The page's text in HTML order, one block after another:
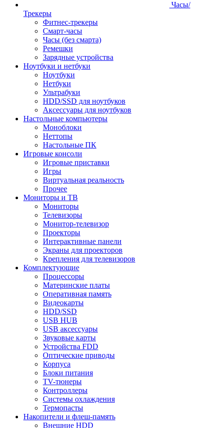
Часы/
Трекеры
Фитнес-трекеры
Смарт-часы
Часы (без смарта)
Ремешки
Зарядные устройства
Ноутбуки и нетбуки
Ноутбуки
Нетбуки
Ультрабуки
HDD/SSD для ноутбуков
Аксессуары для ноутбуков
Настольные компьютеры
Моноблоки
Неттопы
Настольные ПК
Игровые консоли
Игровые приставки
Игры
Виртуальная реальность
Прочее
Мониторы и ТВ
Мониторы
Телевизоры
Монитор-телевизор
Проекторы
Интерактивные панели
Экраны для проекторов
Крепления для телевизоров
Комплектующие
Процессоры
Материнские платы
Оперативная память
Видеокарты
HDD/SSD
USB HUB
USB аксессуары
Звуковые карты
Устройства FDD
Оптические приводы
Корпуса
Блоки питания
TV-тюнеры
Контроллеры
Системы охлаждения
Термопасты
Накопители и флеш-память
Внешние HDD